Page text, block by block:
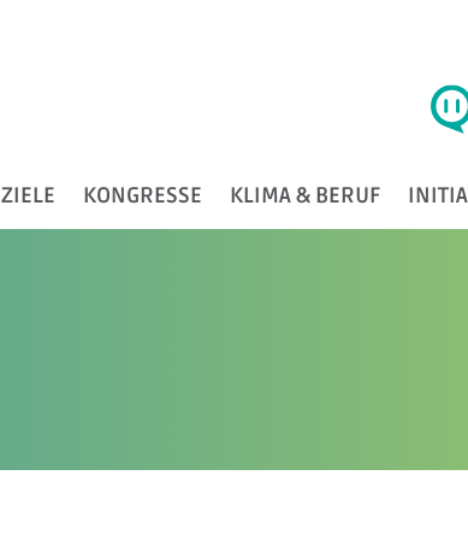
ZIELE KONGRESSE KLIMA & BERUF